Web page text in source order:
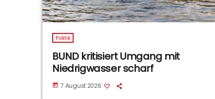
Politik
BUND kritisiert Umgang mit
Niedrigwasser scharf
today 7 August 2026